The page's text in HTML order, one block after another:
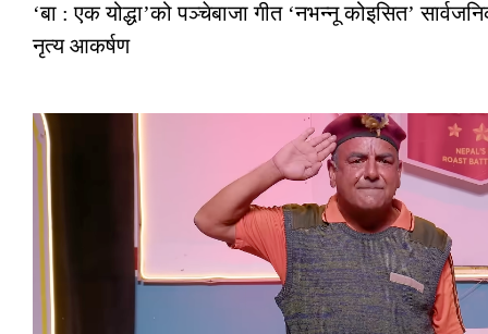
‘बा : एक योद्धा’को पञ्चेबाजा गीत ‘नभन्नू कोइसित’
नृत्य आकर्षण